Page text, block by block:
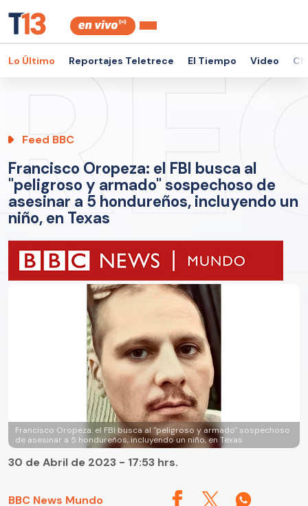
Lo Último Reportajes Teletrece El Tiempo Video
Feed BBC
Francisco Oropeza: el FBI busca al
"peligroso y armado" sospechoso de
asesinar a 5 hondureños, incluyendo un
niño, en Texas
Francisco Oropeza: el FBI busca al "peligroso y armado" sospechoso
de asesinar a 5 hondureños, incluyendo un niño, en Texas
BBC News Mundo
30 de Abril de 2023 - 17:53 hrs.